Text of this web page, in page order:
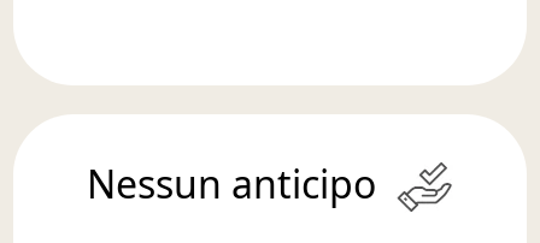
Nessun anticipo